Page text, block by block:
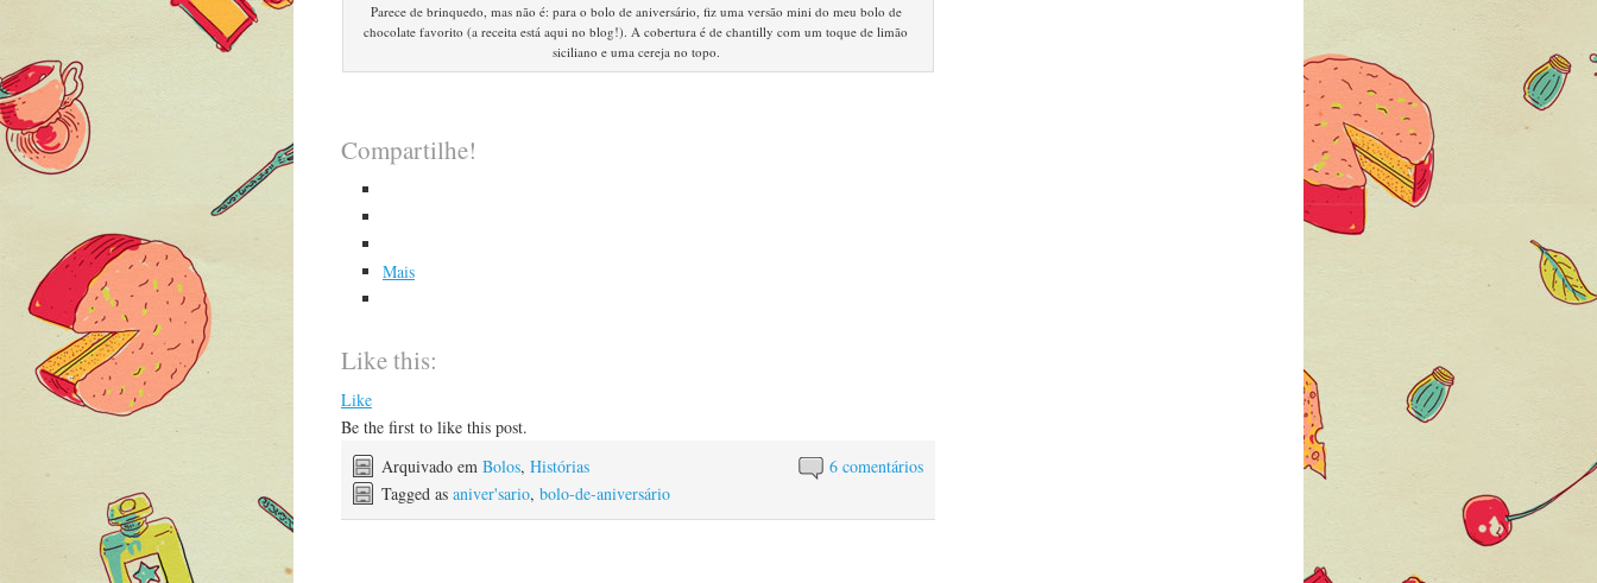
Parece de brinquedo, mas não é: para o bolo de aniversário, fiz uma versão mini do meu bolo de
chocolate favorito (a receita está aqui no blog!). A cobertura é de chantilly com um toque de limão
siciliano e uma cereja no topo.
Compartilhe!
Mais
Like this:
Like
Be the first to like this post.
6 comentários
Arquivado em Bolos, Histórias
Tagged as aniver'sario, bolo-de-aniversário